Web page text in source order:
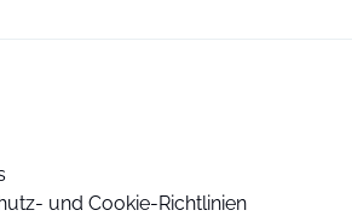
und Cookie-Richtlinien